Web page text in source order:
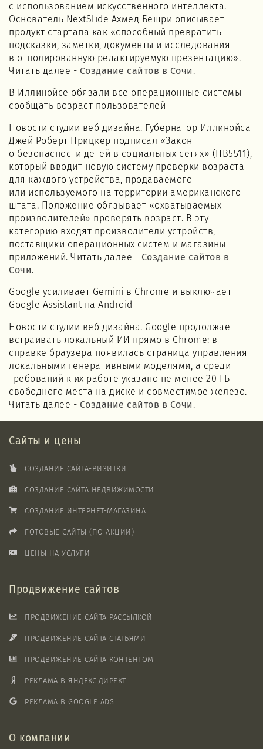
с использованием искусственного интеллекта.
Основатель NextSlide Ахмед Бешри описывает
продукт стартапа как «способный превратить
подсказки, заметки, документы и исследования
в отполированную редактируемую презентацию».
Читать далее - Создание сайтов в Сочи .
В Иллинойсе обязали все операционные системы
сообщать возраст пользователей
Новости студии веб дизайна. Губернатор Иллинойса
Джей Роберт Прицкер подписал «Закон
о безопасности детей в социальных сетях» (HB5511),
который вводит новую систему проверки возраста
для каждого устройства, продаваемого
или используемого на территории американского
штата. Положение обязывает «охватываемых
производителей» проверять возраст. В эту
категорию входят производители устройств,
поставщики операционных систем и магазины
приложений. Читать далее - Создание сайтов в
Сочи.
Google усиливает Gemini в Chrome и выключает
Google Assistant на Android
Новости студии веб дизайна. Google продолжает
встраивать локальный ИИ прямо в Chrome: в
справке браузера появилась страница управления
локальными генеративными моделями, а среди
требований к их работе указано не менее 20 ГБ
свободного места на диске и совместимое железо.
Читать далее - Создание сайтов в Сочи .
Сайты и цены
СОЗДАНИЕ САЙТА-ВИЗИТКИ
СОЗДАНИЕ САЙТА НЕДВИЖИМОСТИ
СОЗДАНИЕ ИНТЕРНЕТ-МАГАЗИНА
ГОТОВЫЕ САЙТЫ (ПО АКЦИИ)
ЦЕНЫ НА УСЛУГИ
Продвижение сайтов
ПРОДВИЖЕНИЕ САЙТА РАССЫЛКОЙ
ПРОДВИЖЕНИЕ САЙТА СТАТЬЯМИ
ПРОДВИЖЕНИЕ САЙТА КОНТЕНТОМ
РЕКЛАМА В ЯНДЕКС.ДИРЕКТ
РЕКЛАМА В GOOGLE ADS
О компании